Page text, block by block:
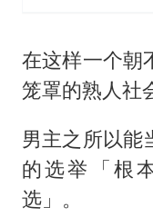
在这样一个朝
笼罩的熟人社
男主之所以能
的选举「根
选」。